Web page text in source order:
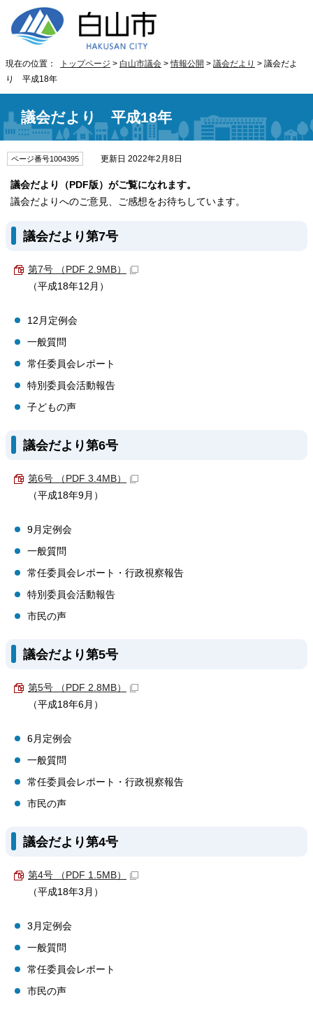
現在の位置： トップページ > 白山市議会 >情報公開 > 議会だより > 議会だよ
り 平成18年
議会だより 平成18年
ページ番号1004395 更新日 2022年2月8日
議会だより（PDF版）がご覧になれます。
議会だよりへのご意見、ご感想をお待ちしています。
議会だより第7号
第7号 （PDF 2.9MB）
（平成18年12月）
12月定例会
一般質問
常任委員会レポート
特別委員会活動報告
子どもの声
議会だより第6号
第6号 （PDF 3.4MB）
（平成18年9月）
9月定例会
一般質問
常任委員会レポート・行政視察報告
特別委員会活動報告
市民の声
議会だより第5号
第5号 （PDF 2.8MB）
（平成18年6月）
6月定例会
一般質問
常任委員会レポート・行政視察報告
市民の声
議会だより第4号
第4号 （PDF 1.5MB）
（平成18年3月）
3月定例会
一般質問
常任委員会レポート
市民の声